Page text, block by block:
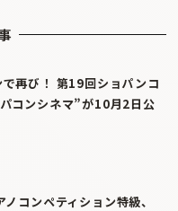
再び！ 第19回ショパンコ
コンシネマ”が10月2日公
コンペティション特級、